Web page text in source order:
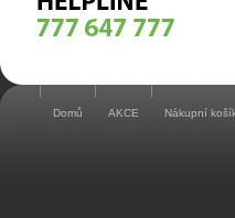
Domů AKCE Nákupní